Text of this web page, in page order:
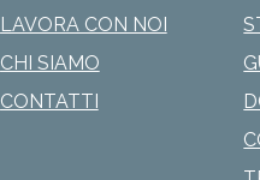
LAVORA CON NOI
CHI SIAMO
CONTATTI